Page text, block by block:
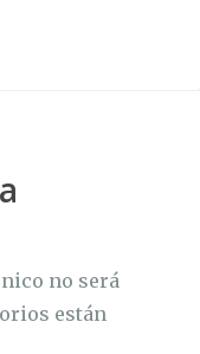
no será
están